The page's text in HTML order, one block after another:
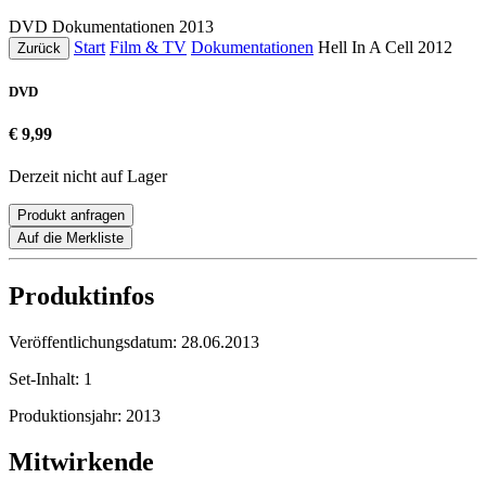
DVD Dokumentationen 2013
Zurück Start Film & TV Dokumentationen Hell In A Cell 2012
DVD
€ 9,99
Derzeit nicht auf Lager
Produkt anfragen
Auf die Merkliste
Produktinfos
Veröffentlichungsdatum: 28.06.2013
Set-Inhalt: 1
Produktionsjahr: 2013
Mitwirkende